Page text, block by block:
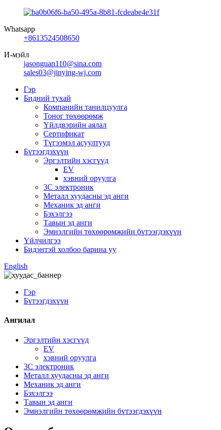
Whatsapp
+8613524508650
И-мэйл
jasonguan110@sina.com
sales03@jinying-wj.com
Гэр
Бидний тухай
Компанийн танилцуулга
Тоног төхөөрөмж
Үйлдвэрийн аялал
Сертификат
Түгээмэл асуултууд
Бүтээгдэхүүн
Эргэлтийн хэсгүүд
EV
хэвний оруулга
3С электроник
Металл хуудасны эд анги
Механик эд анги
Бэхэлгээ
Тавын эд анги
Эмнэлгийн төхөөрөмжийн бүтээгдэхүүн
Үйлчилгээ
Бидэнтэй холбоо барина уу
English
Гэр
Бүтээгдэхүүн
Ангилал
Эргэлтийн хэсгүүд
EV
хэвний оруулга
3С электроник
Металл хуудасны эд анги
Механик эд анги
Бэхэлгээ
Тавын эд анги
Эмнэлгийн төхөөрөмжийн бүтээгдэхүүн